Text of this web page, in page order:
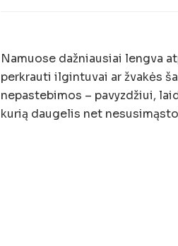
Namuose dažniausiai lengva
perkrauti ilgintuvai ar žvakės
nepastebimos – pavyzdžiui,
kurią daugelis net